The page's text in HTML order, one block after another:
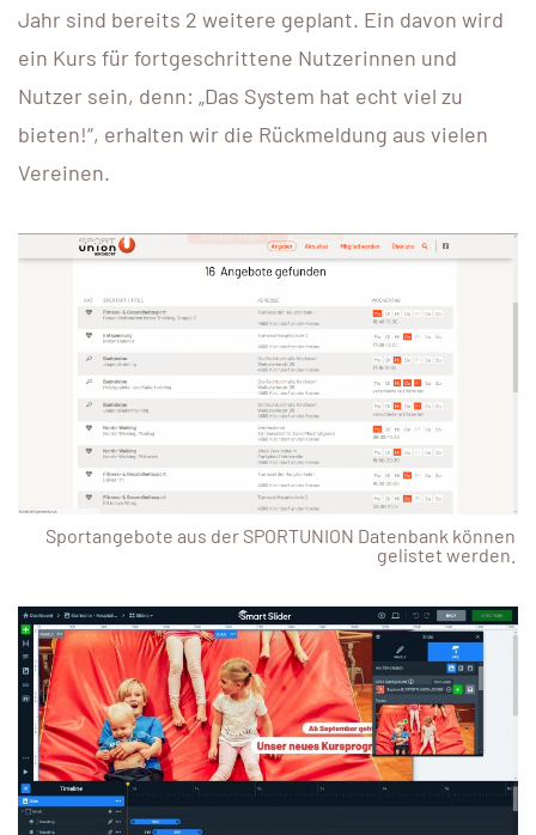
Jahr sind bereits 2 weitere geplant. Ein davon wird
ein Kurs für fortgeschrittene Nutzerinnen und
Nutzer sein, denn: „Das System hat echt viel zu
bieten!“, erhalten wir die Rückmeldung aus vielen
Vereinen.
Sportangebote aus der SPORTUNION Datenbank können
gelistet werden.